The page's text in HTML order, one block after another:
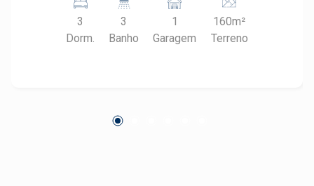
Supermercado Scarpim, Patetas Lanches,
Panificadora do Oriente, entre outros. Possui
fácil acesso às áreas centrais da cidade através
3
Dorm.
3
Banho
1
Garagem
160m²
Terreno